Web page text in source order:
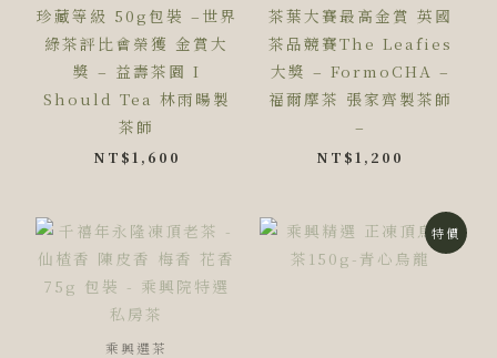
珍藏等級 50g包裝 –世界
綠茶評比會榮獲 金賞大
獎 – 益壽茶園 I
Should Tea 林雨暘製
茶師
NT$1,600
茶葉大賽最高金賞 英國
茶品競賽The Leafies
大獎 – FormoCHA –
福爾摩茶 張家齊製茶師
–
NT$1,200
乘興選茶
特價
原
始
價
目
前
價